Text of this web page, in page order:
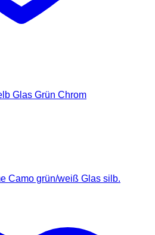
Glas Grün Chrom